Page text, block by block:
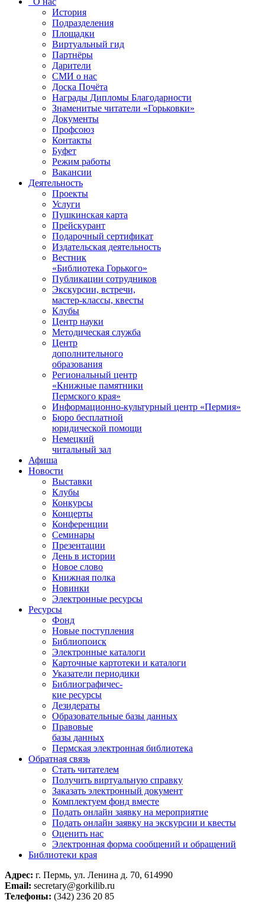
История
Подразделения
Площадки
Виртуальный гид
Партнёры
Дарители
СМИ о нас
Доска Почёта
Награды Дипломы Благодарности
Знаменитые читатели «Горьковки»
Документы
Профсоюз
Контакты
Буфет
Режим работы
Вакансии
Деятельность
Проекты
Услуги
Пушкинская карта
Прейскурант
Подарочный сертификат
Издательская деятельность
Вестник
«Библиотека Горького»
Публикации сотрудников
Экскурсии, встречи,
мастер-классы, квесты
Клубы
Центр науки
Методическая служба
Центр
дополнительного
образования
Региональный центр
«Книжные памятники
Пермского края»
Информационно-культурный центр «Пермия»
Бюро бесплатной
юридической помощи
Немецкий
читальный зал
Афиша
Новости
Выставки
Клубы
Конкурсы
Концерты
Конференции
Семинары
Презентации
День в истории
Новое слово
Книжная полка
Новинки
Электронные ресурсы
Ресурсы
Фонд
Новые поступления
Библиопоиск
Электронные каталоги
Карточные картотеки и каталоги
Указатели периодики
Библиографичес-
кие ресурсы
Дезидераты
Образовательные базы данных
Правовые
базы данных
Пермская электронная библиотека
Обратная связь
Стать читателем
Получить виртуальную справку
Заказать электронный документ
Комплектуем фонд вместе
Подать онлайн заявку на мероприятие
Подать онлайн заявку на экскурсии и квесты
Оценить нас
Электронная форма сообщений и обращений
Библиотеки края
Адрес: г. Пермь, ул. Ленина д. 70, 614990
Email: secretary@gorkilib.ru
Телефоны: (342) 236 20 85